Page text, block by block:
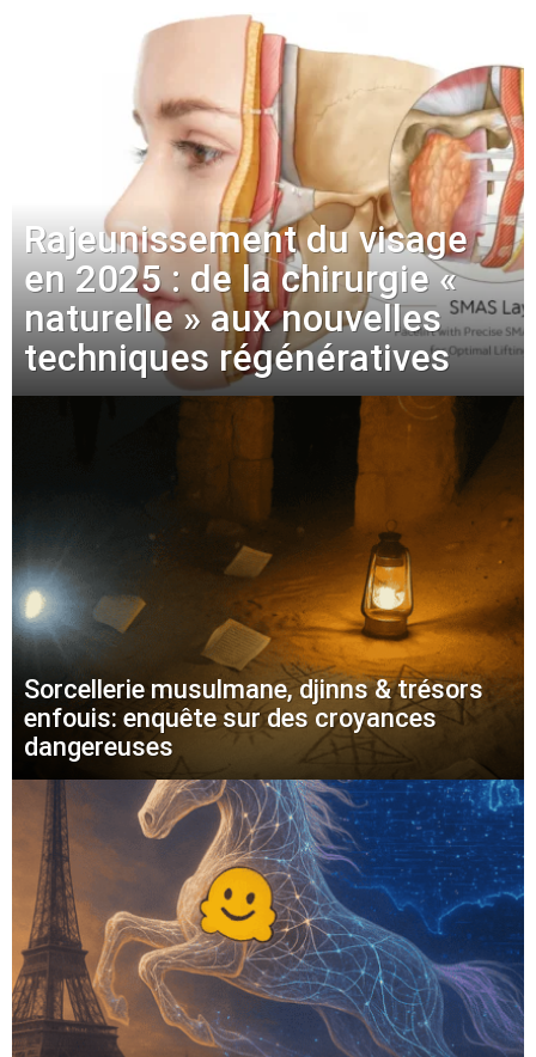
Rajeunissement du visage
en 2025 : de la chirurgie «
naturelle » aux nouvelles
techniques régénératives
Sorcellerie musulmane, djinns & trésors
enfouis: enquête sur des croyances
dangereuses